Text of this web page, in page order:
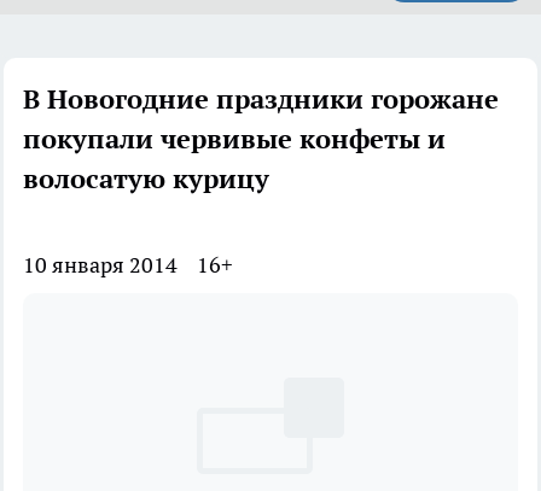
В Новогодние праздники горожане
покупали червивые конфеты и
волосатую курицу
10 января 2014 16+